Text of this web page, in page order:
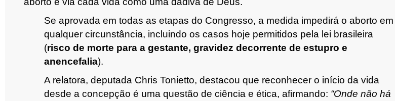
Se aprovada em todas as etapas do Congresso, a medida impedirá o aborto em
qualquer circunstância, incluindo os casos hoje permitidos pela lei brasileira
(risco de morte para a gestante, gravidez decorrente de estupro e
anencefalia).
A relatora, deputada Chris Tonietto, destacou que reconhecer o início da vida
desde a concepção é uma questão de ciência e ética, afirmando: “Onde não há